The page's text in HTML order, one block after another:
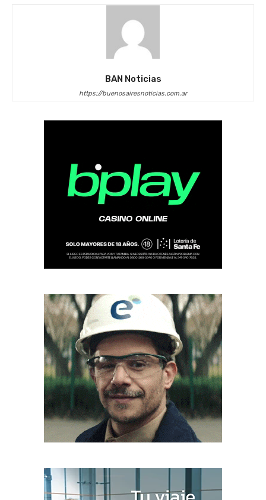
BAN Noticias
https://buenosairesnoticias.com.ar